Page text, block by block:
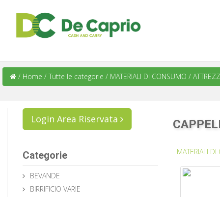
/ Home / Tutte le categorie / MATERIALI DI CONSUMO /
Login Area Riservata
Categorie
BEVANDE
BIRRIFICIO VARIE
MATERIALI